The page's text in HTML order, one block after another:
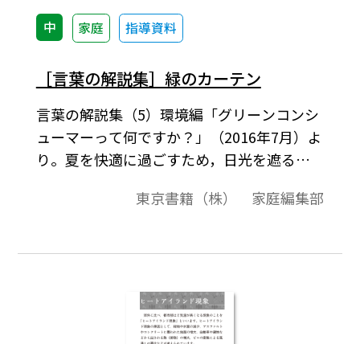
中 家庭 指導資料
［言葉の解説集］緑のカーテン
言葉の解説集（5）環境編「グリーンコンシ
ューマーって何ですか？」（2016年7月）よ
り。夏を快適に過ごすため，日光を遮る手
それらの代わりにアサガオやゴーヤなどの
したものを「緑のカーテン」といいます。
東京書籍（株） 家庭編集部